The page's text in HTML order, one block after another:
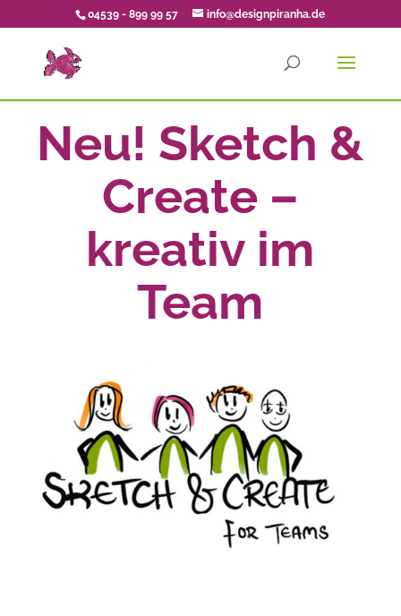
04539 - 899 99 57 info@designpiranha.de
Neu! Sketch &
Create –
kreativ im
Team